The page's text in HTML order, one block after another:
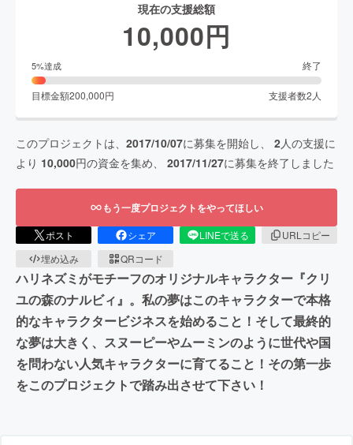
現在の支援総額
10,000円
5%達成 終了
目標金額200,000円 支援者数2 人
このプロジェクトは、 2017/10/07に募集を開始し、 2人の支援に
より 10,000円の資金を集め、 2017/11/27に募集を終了しました
もう一度プロジェクトをやってほしい
ポスト シェア LINEで送る
URLコピー
埋め込み
QRコード
ハリネズミがモチーフのオリジナルキャラクター『クリ
ユの森のナルビィ』。私の夢はこのキャラクターで本格
的なキャラクタービジネスを始めること！そして最終的
な夢は大きく、スヌーピーやムーミンのように世代や国
を問わない人気キャラクターに育てること！その第一歩
をこのプロジェクトで踏み出させて下さい！